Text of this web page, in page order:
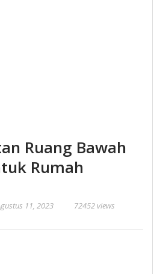
Ruang Bawah
Rumah
11, 2023 72452 views